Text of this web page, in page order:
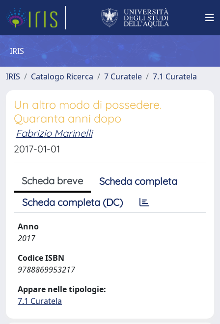
IRIS
IRIS Catalogo Ricerca 7 Curatele 7.1 Curatela
Un altro modo di possedere.
Quaranta anni dopo
Fabrizio Marinelli
2017-01-01
Scheda breve
Scheda completa
Scheda completa (DC)
Anno
2017
Codice ISBN
9788869953217
Appare nelle tipologie:
7.1 Curatela